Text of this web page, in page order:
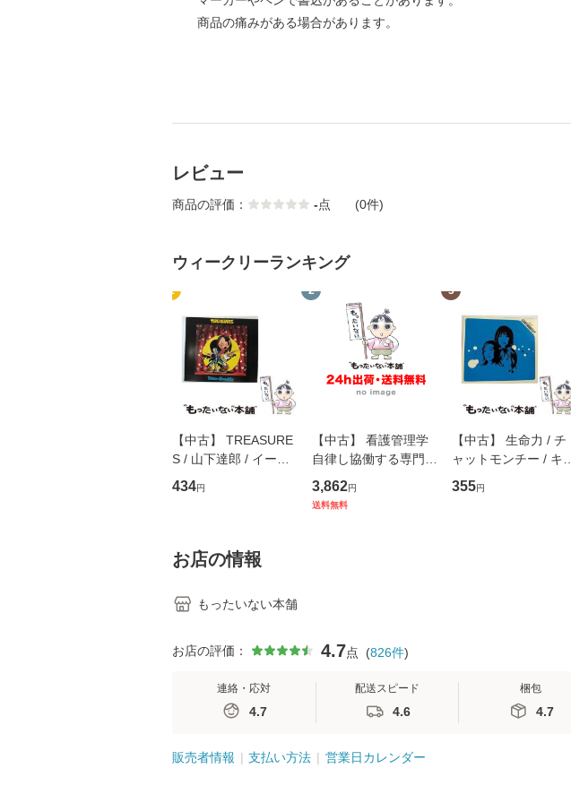
商品の痛みがある場合があります。
レビュー
商品の評価： -点 (0件)
ウィークリーランキング
1
【中古】 TREASURE
S / 山下達郎 / イース
トウエスト・ジャパン
[CD]【メール便送料無
434円
2
【中古】 看護管理学
自律し協働する専門職
の看護マネジメントス
キル 改訂第3版 (看護
3,862円
送料無料
3
【中古】 生命力 / チ
ャットモンチー / キュ
ーンレコード [CD]
【メール便送料無料】
355円
お店の情報
もったいない本舗
お店の評価： 4.7点 (826件)
連絡・応対
4.7
配送スピード
4.6
梱包
4.7
販売者情報 支払い方法 営業日カレンダー